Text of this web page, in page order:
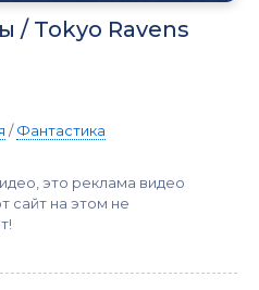
/ Tokyo Ravens
/Фантастика
это реклама видео
сайт на этом не